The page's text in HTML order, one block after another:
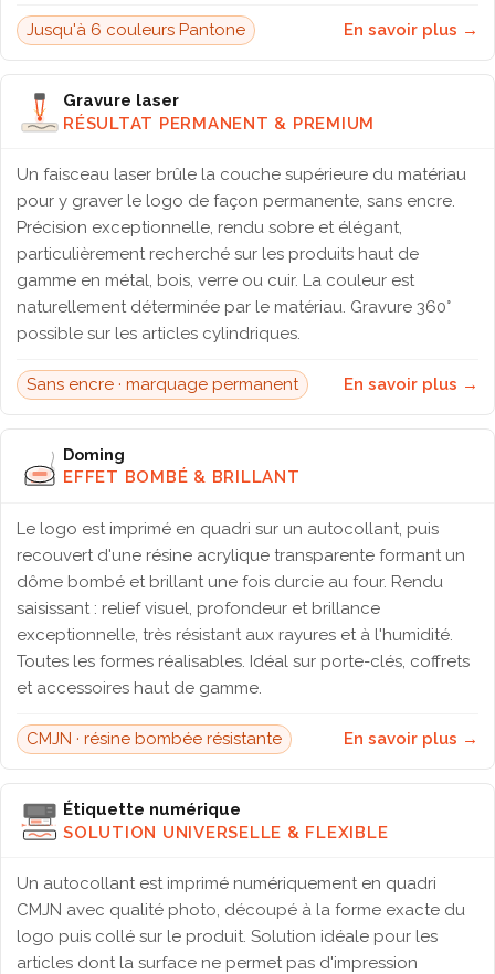
Jusqu'à 6 couleurs Pantone En savoir plus →
Gravure laser
RÉSULTAT PERMANENT & PREMIUM
Un faisceau laser brûle la couche supérieure du matériau
pour y graver le logo de façon permanente, sans encre.
Précision exceptionnelle, rendu sobre et élégant,
particulièrement recherché sur les produits haut de
gamme en métal, bois, verre ou cuir. La couleur est
naturellement déterminée par le matériau. Gravure 360°
possible sur les articles cylindriques.
Sans encre · marquage permanent En savoir plus →
Doming
EFFET BOMBÉ & BRILLANT
Le logo est imprimé en quadri sur un autocollant, puis
recouvert d'une résine acrylique transparente formant un
dôme bombé et brillant une fois durcie au four. Rendu
saisissant : relief visuel, profondeur et brillance
exceptionnelle, très résistant aux rayures et à l'humidité.
Toutes les formes réalisables. Idéal sur porte-clés, coffrets
et accessoires haut de gamme.
CMJN · résine bombée résistante En savoir plus →
Étiquette numérique
SOLUTION UNIVERSELLE & FLEXIBLE
Un autocollant est imprimé numériquement en quadri
CMJN avec qualité photo, découpé à la forme exacte du
logo puis collé sur le produit. Solution idéale pour les
articles dont la surface ne permet pas d'impression